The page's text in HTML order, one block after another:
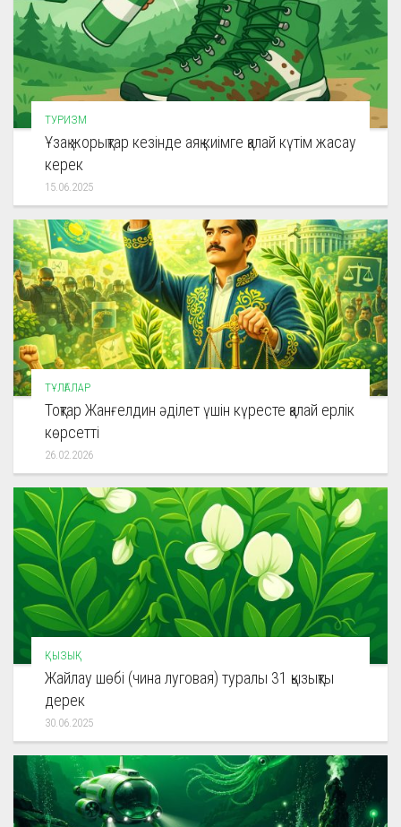
ТУРИЗМ
Ұзақ жорықтар кезінде аяқ киімге қалай күтім жасау
керек
15.06.2025
ТҰЛҒАЛАР
Тоқтар Жанғелдин әділет үшін күресте қалай ерлік
көрсетті
26.02.2026
ҚЫЗЫҚ
Жайлау шөбі (чина луговая) туралы 31 қызықты
дерек
30.06.2025